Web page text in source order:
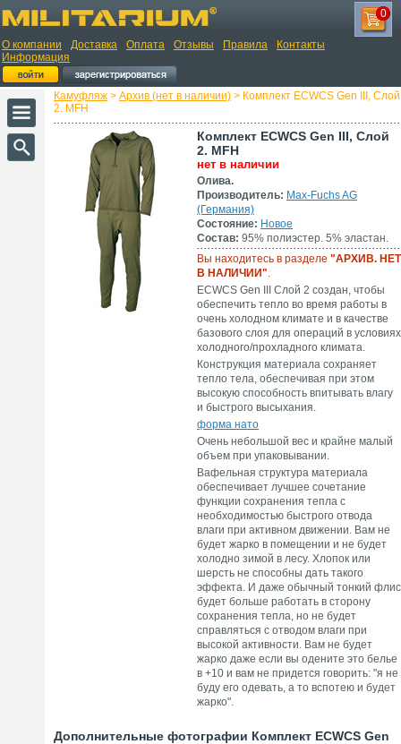
О компании Доставка Оплата Отзывы Правила
Контакты
Информация
0
Камуфляж > Архив (нет в наличии) > Комплект ECWCS Gen III, Слой
2. MFH
Комплект ECWCS Gen III, Слой
2. MFH
нет в наличии
Олива.
Производитель: Max-Fuchs AG
(Германия)
Состояние: Новое
Состав: 95% полиэстер. 5% эластан.
Вы находитесь в разделе "АРХИВ. НЕТ
В НАЛИЧИИ".
ECWCS Gen III Слой 2 cоздан, чтобы
обеспечить тепло во время работы в
очень холодном климате и в качестве
базового слоя для операций в условиях
холодного/прохладного климата.
Конструкция материала сохраняет
тепло тела, обеспечивая при этом
высокую способность впитывать влагу
и быстрого высыхания.
форма нато
Очень небольшой вес и крайне малый
объем при упаковывании.
Вафельная структура материала
обеспечивает лучшее сочетание
функции сохранения тепла с
необходимостью быстрого отвода
влаги при активном движении. Вам не
будет жарко в помещении и не будет
холодно зимой в лесу. Хлопок или
шерсть не способны дать такого
эффекта. И даже обычный тонкий флис
будет больше работать в сторону
сохранения тепла, но не будет
справляться с отводом влаги при
высокой активности. Вам не будет
жарко даже если вы одените это белье
в +10 и вам не придется говорить: "я не
буду его одевать, а то вспотею и будет
жарко".
Дополнительные фотографии Комплект ECWCS Gen